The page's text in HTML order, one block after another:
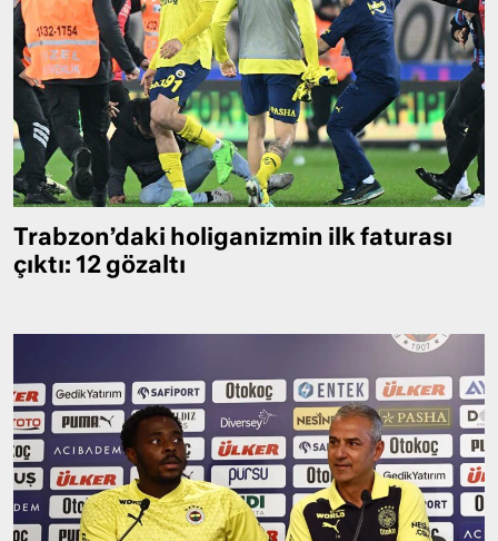
Trabzon’daki holiganizmin ilk faturası
çıktı: 12 gözaltı